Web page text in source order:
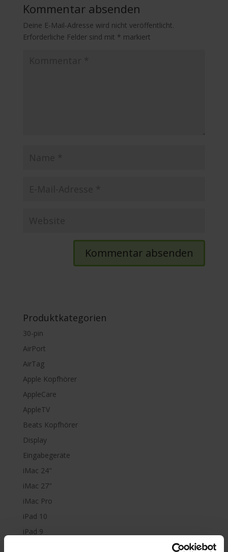
Kommentar absenden
Deine E-Mail-Adresse wird nicht veröffentlicht.
Erforderliche Felder sind mit * markiert
Produktkategorien
30-pin
AirPort
AirTag
Apple Kopfhörer
AppleCare
AppleTV
Beats Kopfhörer
Display
Eingabegeräte
iMac 24"
iMac 27"
iMac Pro
iPad 10
iPad 9